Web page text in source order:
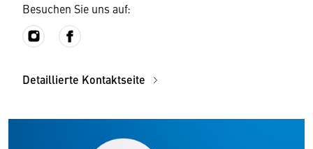
Besuchen Sie uns auf:
Detaillierte Kontaktseite